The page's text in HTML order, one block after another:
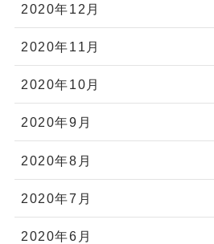
2020年12月
2020年11月
2020年10月
2020年9月
2020年8月
2020年7月
2020年6月